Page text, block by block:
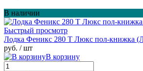
В наличии
Быстрый просмотр
Лодка Феникс 280 Т Люкс пол-книжка
руб. / шт
В корзину